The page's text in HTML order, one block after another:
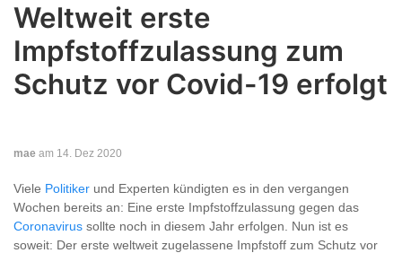
Weltweit erste
Impfstoffzulassung zum
Schutz vor Covid-19 erfolgt
mae am 14. Dez 2020
Viele Politiker und Experten kündigten es in den vergangen
Wochen bereits an: Eine erste Impfstoffzulassung gegen das
Coronavirus sollte noch in diesem Jahr erfolgen. Nun ist es
soweit: Der erste weltweit zugelassene Impfstoff zum Schutz vor